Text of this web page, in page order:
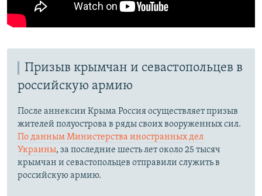
Призыв крымчан и севастопольцев в
российскую армию
После аннексии Крыма Россия осуществляет призыв
жителей полуострова в ряды своих вооруженных сил.
По данным Министерства иностранных дел
Украины, за последние шесть лет около 25 тысяч
крымчан и севастопольцев отправили служить в
российскую армию.